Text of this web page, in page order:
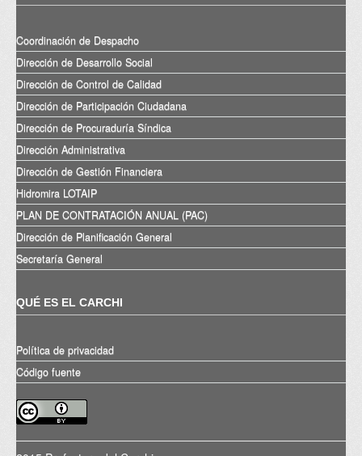
Coordinación de Despacho
Dirección de Desarrollo Social
Dirección de Control de Calidad
Dirección de Participación Ciudadana
Dirección de Procuraduría Síndica
Dirección Administrativa
Dirección de Gestión Financiera
Hidromira LOTAIP
PLAN DE CONTRATACIÓN ANUAL (PAC)
Dirección de Planificación General
Secretaría General
QUÉ ES EL CARCHI
Política de privacidad
Código fuente